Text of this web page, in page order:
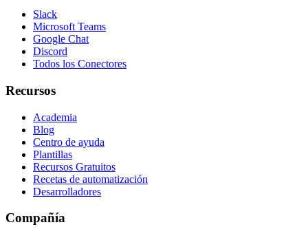
Slack
Microsoft Teams
Google Chat
Discord
Todos los Conectores
Recursos
Academia
Blog
Centro de ayuda
Plantillas
Recursos Gratuitos
Recetas de automatización
Desarrolladores
Compañía